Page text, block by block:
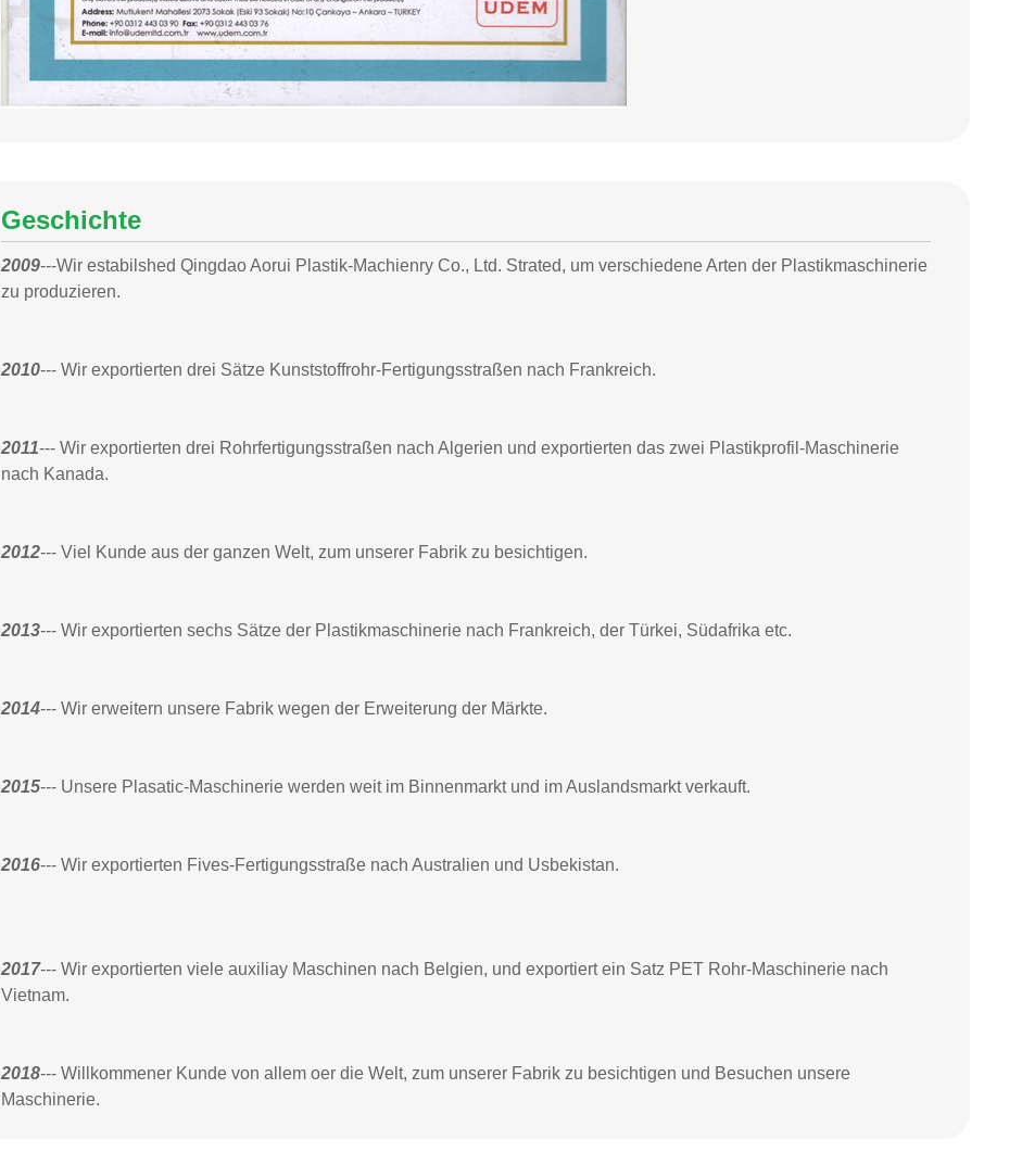
Geschichte
2009---Wir estabilshed Qingdao Aorui Plastik-Machienry Co., Ltd. Strated, um verschiedene Arten der Plastikmaschinerie
zu produzieren.
2010--- Wir exportierten drei Sätze Kunststoffrohr-Fertigungsstraßen nach Frankreich.
2011--- Wir exportierten drei Rohrfertigungsstraßen nach Algerien und exportierten das zwei Plastikprofil-Maschinerie
nach Kanada.
2012--- Viel Kunde aus der ganzen Welt, zum unserer Fabrik zu besichtigen.
2013--- Wir exportierten sechs Sätze der Plastikmaschinerie nach Frankreich, der Türkei, Südafrika etc.
2014--- Wir erweitern unsere Fabrik wegen der Erweiterung der Märkte.
2015--- Unsere Plasatic-Maschinerie werden weit im Binnenmarkt und im Auslandsmarkt verkauft.
2016--- Wir exportierten Fives-Fertigungsstraße nach Australien und Usbekistan.
2017--- Wir exportierten viele auxiliay Maschinen nach Belgien, und exportiert ein Satz PET Rohr-Maschinerie nach
Vietnam.
2018--- Willkommener Kunde von allem oer die Welt, zum unserer Fabrik zu besichtigen und Besuchen unsere
Maschinerie.